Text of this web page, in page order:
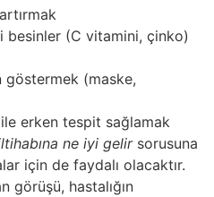
besinler (C vitamini, çinko)
göstermek (maske,
erken tespit sağlamak
ne iyi gelirsorusuna
için de faydalı olacaktır.
görüşü, hastalığın